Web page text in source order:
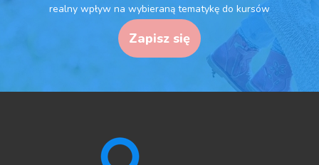
realny wpływ na wybieraną tematykę do kursów
Zapisz się